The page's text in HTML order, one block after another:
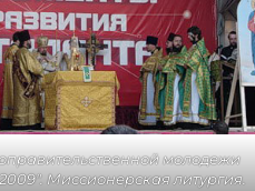
молодежи
Миссионерская литургия.